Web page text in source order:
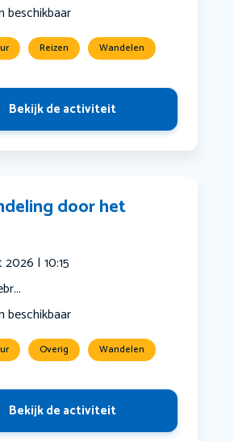
beschikbaar
Reizen Wandelen
Bekijk de activiteit
door het
| 10:15
beschikbaar
Overig Wandelen
Bekijk de activiteit